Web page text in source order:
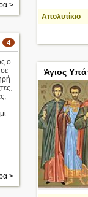
>
Απολυτίκιο
4
ο
>
Άγιος